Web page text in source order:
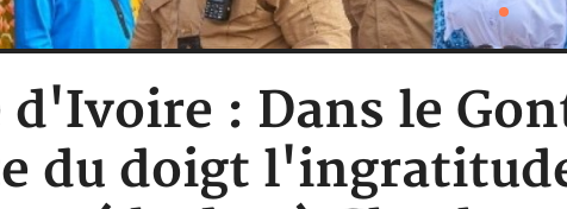
d'Ivoire : Dans le
du doigt